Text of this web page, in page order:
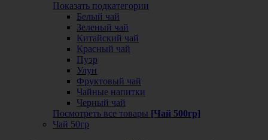
Показать подкатегории
Белый чай
Зеленый чай
Китайский чай
Красный чай
Пуэр
Улун
Фруктовый чай
Чайные напитки
Черный чай
Посмотреть все товары [Чай 500гр]
Чай 50гр